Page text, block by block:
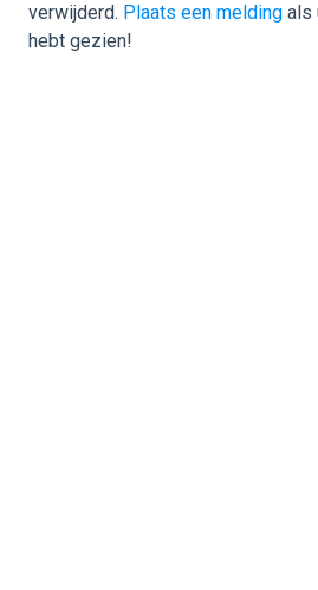
verwijderd. Plaats een melding als
hebt gezien!